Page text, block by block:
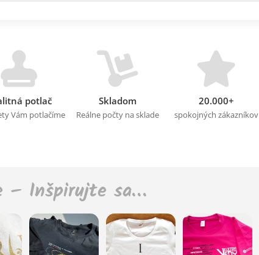
potlač
Vám potlačíme
Skladom
Reálne počty na sklade
20.000+
spokojných zákazníkov
– Inšpirujte sa…